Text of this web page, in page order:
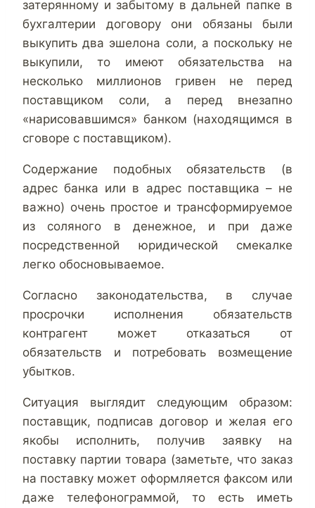
затерянному и забытому в дальней папке в
бухгалтерии договору они обязаны были
выкупить два эшелона соли, а поскольку не
выкупили, то имеют обязательства на
несколько миллионов гривен не перед
поставщиком соли, а перед внезапно
«нарисовавшимся» банком (находящимся в
сговоре с поставщиком).
Содержание подобных обязательств (в
адрес банка или в адрес поставщика – не
важно) очень простое и трансформируемое
из соляного в денежное, и при даже
посредственной юридической смекалке
легко обосновываемое.
Согласно законодательства, в случае
просрочки исполнения обязательств
контрагент может отказаться от
обязательств и потребовать возмещение
убытков.
Ситуация выглядит следующим образом:
поставщик, подписав договор и желая его
якобы исполнить, получив заявку на
поставку партии товара (заметьте, что заказ
на поставку может оформляется факсом или
даже телефонограммой, то есть иметь